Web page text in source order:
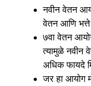
नवीन वेतन
वेतन आणि भत्ते
७वा वेतन
त्यामुळे नवीन
अधिक फायदे
जर हा आयोग